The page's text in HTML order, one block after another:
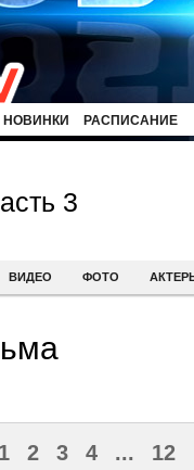
НОВИНКИ РАСПИСАНИЕ
3
ВИДЕО ФОТО
1 2 3 4 ... 12